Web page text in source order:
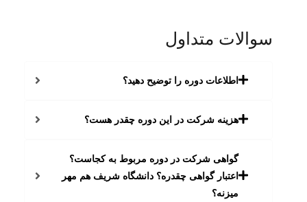
سوالات متداول
اطلاعات دوره را توضیح دهید؟
هزینه شرکت در این دوره چقدر هست؟
گواهی شرکت در دوره مربوط به کجاست؟
اعتبار گواهی چقدره؟ دانشگاه شریف هم مهر
میزنه؟